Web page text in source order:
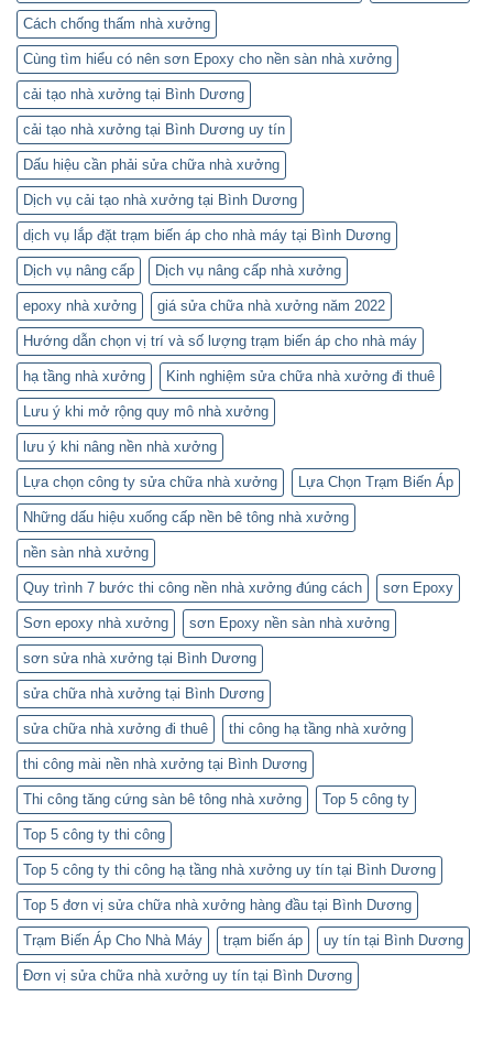
Cách chống thấm nhà xưởng
Cùng tìm hiểu có nên sơn Epoxy cho nền sàn nhà xưởng
cải tạo nhà xưởng tại Bình Dương
cải tạo nhà xưởng tại Bình Dương uy tín
Dấu hiệu cần phải sửa chữa nhà xưởng
Dịch vụ cải tạo nhà xưởng tại Bình Dương
dịch vụ lắp đặt trạm biến áp cho nhà máy tại Bình Dương
Dịch vụ nâng cấp Dịch vụ nâng cấp nhà xưởng
epoxy nhà xưởng giá sửa chữa nhà xưởng năm 2022
Hướng dẫn chọn vị trí và số lượng trạm biến áp cho nhà máy
hạ tầng nhà xưởng Kinh nghiệm sửa chữa nhà xưởng đi thuê
Lưu ý khi mở rộng quy mô nhà xưởng
lưu ý khi nâng nền nhà xưởng
Lựa chọn công ty sửa chữa nhà xưởng Lựa Chọn Trạm Biến Áp
Những dấu hiệu xuống cấp nền bê tông nhà xưởng
nền sàn nhà xưởng
Quy trình 7 bước thi công nền nhà xưởng đúng cách sơn Epoxy
Sơn epoxy nhà xưởng sơn Epoxy nền sàn nhà xưởng
sơn sửa nhà xưởng tại Bình Dương
sửa chữa nhà xưởng tại Bình Dương
sửa chữa nhà xưởng đi thuê thi công hạ tầng nhà xưởng
thi công mài nền nhà xưởng tại Bình Dương
Thi công tăng cứng sàn bê tông nhà xưởng Top 5 công ty
Top 5 công ty thi công
Top 5 công ty thi công hạ tầng nhà xưởng uy tín tại Bình Dương
Top 5 đơn vị sửa chữa nhà xưởng hàng đầu tại Bình Dương
Trạm Biến Áp Cho Nhà Máy trạm biến áp uy tín tại Bình Dương
Đơn vị sửa chữa nhà xưởng uy tín tại Bình Dương